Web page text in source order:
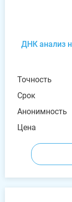
ДНК анализ
Точность
Срок
Анонимность
Цена